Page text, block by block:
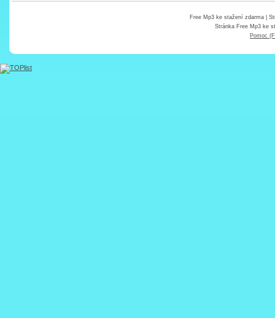
Free Mp3 ke stažení zdarma|
Stránka Free Mp3 ke
Pomoc